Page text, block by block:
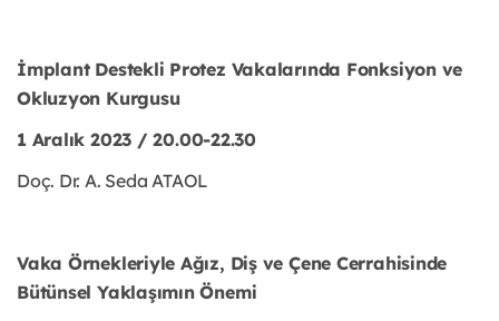
İmplant Destekli Protez Vakalarında Fonksiyon ve
Okluzyon Kurgusu
1 Aralık 2023 / 20.00-22.30
Doç. Dr. A. Seda ATAOL
Vaka Örnekleriyle Ağız, Diş ve Çene Cerrahisinde
Bütünsel Yaklaşımın Önemi